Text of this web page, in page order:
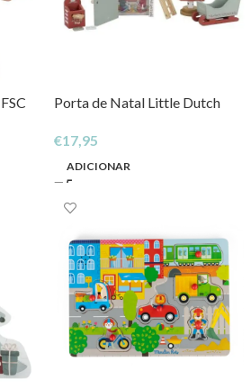
Porta de Natal Little Dutch
€17,95
ADICIONAR